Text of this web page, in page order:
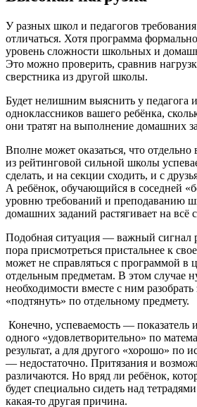
У разных школ и педагогов
отличаться. Хотя программа
уровень сложности школьных и
Это можно проверить, сравнив
сверстника из другой школы.
Будет нелишним выяснить у педагога
одноклассников вашего ребёнка,
они тратят на выполнение домашних
Вполне может оказаться, что
из рейтинговой сильной школы
сделать, и на секции сходить, и с
А ребёнок, обучающийся в соседней
уровню требований и преподаванию
домашних заданий растягивает на всё
Подобная ситуация — важный сигнал
пора присмотреться пристальнее к
может не справляться с программой в
отдельным предметам. В этом случае
необходимости вместе с ним разобрать
«подтянуть» по отдельному предмету.
Конечно, успеваемость —
одного «удовлетворительно» по
результат, а для другого «хорошо» по
— недостаточно. Притязания и
различаются. Но вряд ли ребёнок,
будет специально сидеть над
какая-то другая причина.